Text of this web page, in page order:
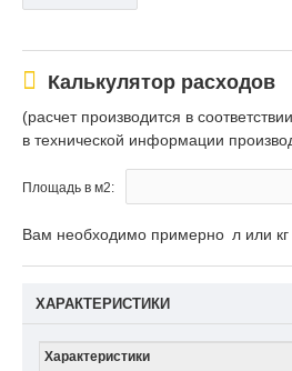
Калькулятор расходов
(расчет производится в
в технической информации
Площадь в м2:
Вам необходимо примерно л или кг
ХАРАКТЕРИСТИКИ
Характеристики